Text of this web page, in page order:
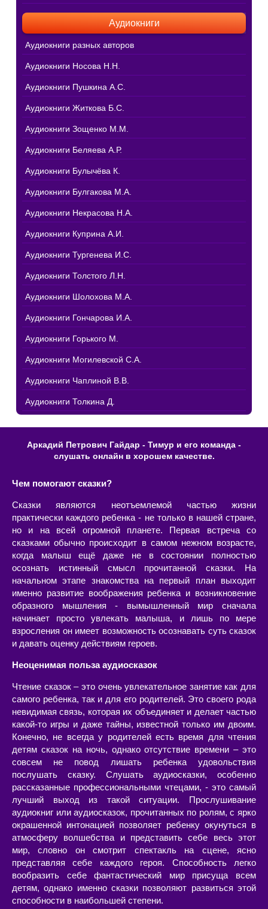
Аудиокниги
Аудиокниги разных авторов
Аудиокниги Носова Н.Н.
Аудиокниги Пушкина А.С.
Аудиокниги Житкова Б.С.
Аудиокниги Зощенко М.М.
Аудиокниги Беляева А.Р.
Аудиокниги Булычёва К.
Аудиокниги Булгакова М.А.
Аудиокниги Некрасова Н.А.
Аудиокниги Куприна А.И.
Аудиокниги Тургенева И.С.
Аудиокниги Толстого Л.Н.
Аудиокниги Шолохова М.А.
Аудиокниги Гончарова И.А.
Аудиокниги Горького М.
Аудиокниги Могилевской С.А.
Аудиокниги Чаплиной В.В.
Аудиокниги Толкина Д.
Аркадий Петрович Гайдар - Тимур и его команда -
слушать онлайн в хорошем качестве.
Чем помогают сказки?
Сказки являются неотъемлемой частью жизни
практически каждого ребенка - не только в нашей стране,
но и на всей огромной планете. Первая встреча со
сказками обычно происходит в самом нежном возрасте,
когда малыш ещё даже не в состоянии полностью
осознать истинный смысл прочитанной сказки. На
начальном этапе знакомства на первый план выходит
именно развитие воображения ребенка и возникновение
образного мышления - вымышленный мир сначала
начинает просто увлекать малыша, и лишь по мере
взросления он имеет возможность осознавать суть сказок
и давать оценку действиям героев.
Неоценимая польза аудиосказок
Чтение сказок – это очень увлекательное занятие как для
самого ребенка, так и для его родителей. Это своего рода
невидимая связь, которая их объединяет и делает частью
какой-то игры и даже тайны, известной только им двоим.
Конечно, не всегда у родителей есть время для чтения
детям сказок на ночь, однако отсутствие времени – это
совсем не повод лишать ребенка удовольствия
послушать сказку. Слушать аудиосказки, особенно
рассказанные профессиональными чтецами, - это самый
лучший выход из такой ситуации. Прослушивание
аудиокниг или аудиосказок, прочитанных по ролям, с ярко
окрашенной интонацией позволяет ребенку окунуться в
атмосферу волшебства и представить себе весь этот
мир, словно он смотрит спектакль на сцене, ясно
представляя себе каждого героя. Способность легко
вообразить себе фантастический мир присуща всем
детям, однако именно сказки позволяют развиться этой
способности в наибольшей степени.